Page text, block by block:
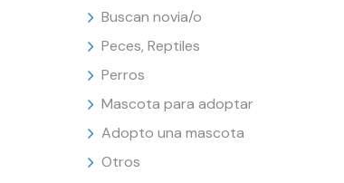
Buscan novia/o
Peces, Reptiles
Perros
Mascota para adoptar
Adopto una mascota
Otros